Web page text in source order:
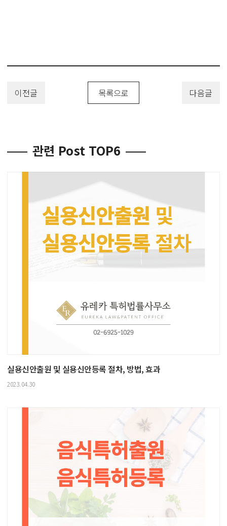
이전글 목록으로 다음글
관련 Post TOP6
실용신안출원 및 실용신안등록 절차, 방법, 효과
2023.04.30